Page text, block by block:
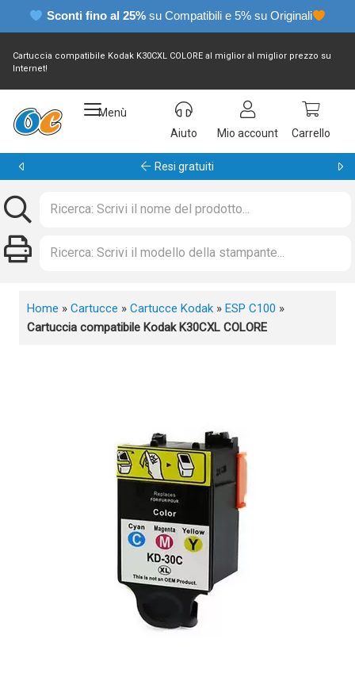
Sconti fino al 25% su Compatibili e 5% su Originali
Cartuccia compatibile Kodak K30CXL COLORE al miglior al miglior prezzo su
Internet!
Menù
Aiuto
Mio account Carrello
Garanzia 24 mesi
Home » Cartucce » Cartucce Kodak » ESP C100 »
Cartuccia compatibile Kodak K30CXL COLORE